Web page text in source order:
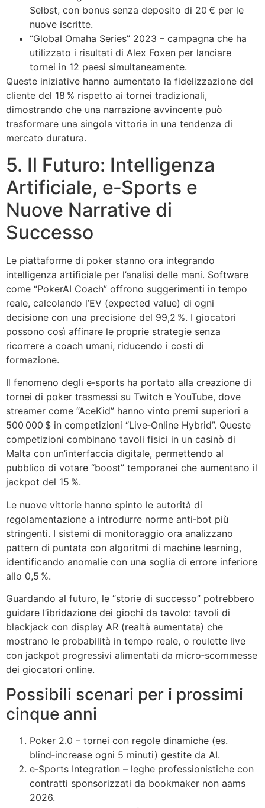
Selbst, con bonus senza deposito di 20 € per le
nuove iscritte.
“Global Omaha Series” 2023 – campagna che ha
utilizzato i risultati di Alex Foxen per lanciare
tornei in 12 paesi simultaneamente.
Queste iniziative hanno aumentato la fidelizzazione del
cliente del 18 % rispetto ai tornei tradizionali,
dimostrando che una narrazione avvincente può
trasformare una singola vittoria in una tendenza di
mercato duratura.
5. Il Futuro: Intelligenza
Artificiale, e‑Sports e
Nuove Narrative di
Successo
Le piattaforme di poker stanno ora integrando
intelligenza artificiale per l’analisi delle mani. Software
come “PokerAI Coach” offrono suggerimenti in tempo
reale, calcolando l’EV (expected value) di ogni
decisione con una precisione del 99,2 %. I giocatori
possono così affinare le proprie strategie senza
ricorrere a coach umani, riducendo i costi di
formazione.
Il fenomeno degli e‑sports ha portato alla creazione di
tornei di poker trasmessi su Twitch e YouTube, dove
streamer come “AceKid” hanno vinto premi superiori a
500 000 $ in competizioni “Live‑Online Hybrid”. Queste
competizioni combinano tavoli fisici in un casinò di
Malta con un’interfaccia digitale, permettendo al
pubblico di votare “boost” temporanei che aumentano il
jackpot del 15 %.
Le nuove vittorie hanno spinto le autorità di
regolamentazione a introdurre norme anti‑bot più
stringenti. I sistemi di monitoraggio ora analizzano
pattern di puntata con algoritmi di machine learning,
identificando anomalie con una soglia di errore inferiore
allo 0,5 %.
Guardando al futuro, le “storie di successo” potrebbero
guidare l’ibridazione dei giochi da tavolo: tavoli di
blackjack con display AR (realtà aumentata) che
mostrano le probabilità in tempo reale, o roulette live
con jackpot progressivi alimentati da micro‑scommesse
dei giocatori online.
Possibili scenari per i prossimi
cinque anni
Poker 2.0 – tornei con regole dinamiche (es.
blind‑increase ogni 5 minuti) gestite da AI.
e‑Sports Integration – leghe professionistiche con
contratti sponsorizzati da bookmaker non aams
2026.